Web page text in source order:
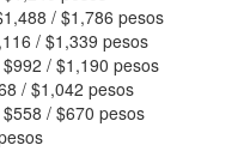
/ $1,786 pesos
/ $1,339 pesos
$992 / $1,190 pesos
/ $1,042 pesos
$558 / $670 pesos